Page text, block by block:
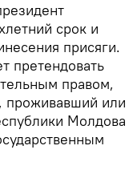
срок и
присяги.
претендовать
правом,
проживавший или
Молдова